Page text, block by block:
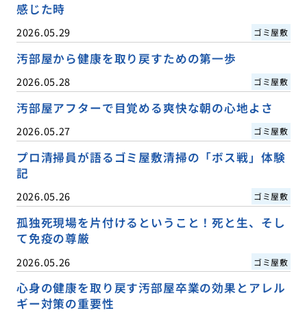
感じた時
2026.05.29 ゴミ屋敷
汚部屋から健康を取り戻すための第一歩
2026.05.28 ゴミ屋敷
汚部屋アフターで目覚める爽快な朝の心地よさ
2026.05.27 ゴミ屋敷
プロ清掃員が語るゴミ屋敷清掃の「ボス戦」体験
記
2026.05.26 ゴミ屋敷
孤独死現場を片付けるということ！死と生、そし
て免疫の尊厳
2026.05.26 ゴミ屋敷
心身の健康を取り戻す汚部屋卒業の効果とアレル
ギー対策の重要性